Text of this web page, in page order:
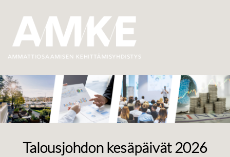
Talousjohdon kesäpäivät 2026